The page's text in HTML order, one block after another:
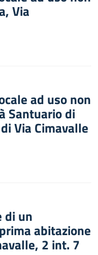
Via
ad uso non
Santuario di
Via Cimavalle
di un
abitazione
2 int. 7